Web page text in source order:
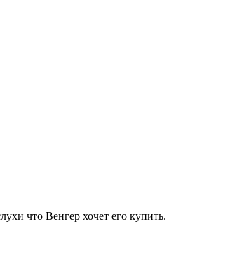
что Венгер хочет его купить.